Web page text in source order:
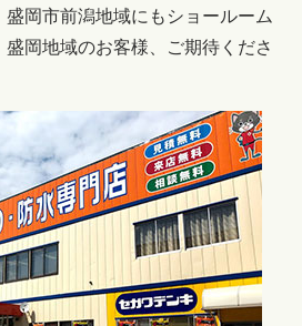
盛岡市前潟地域にもショールーム
岡地域のお客様、ご期待くださ